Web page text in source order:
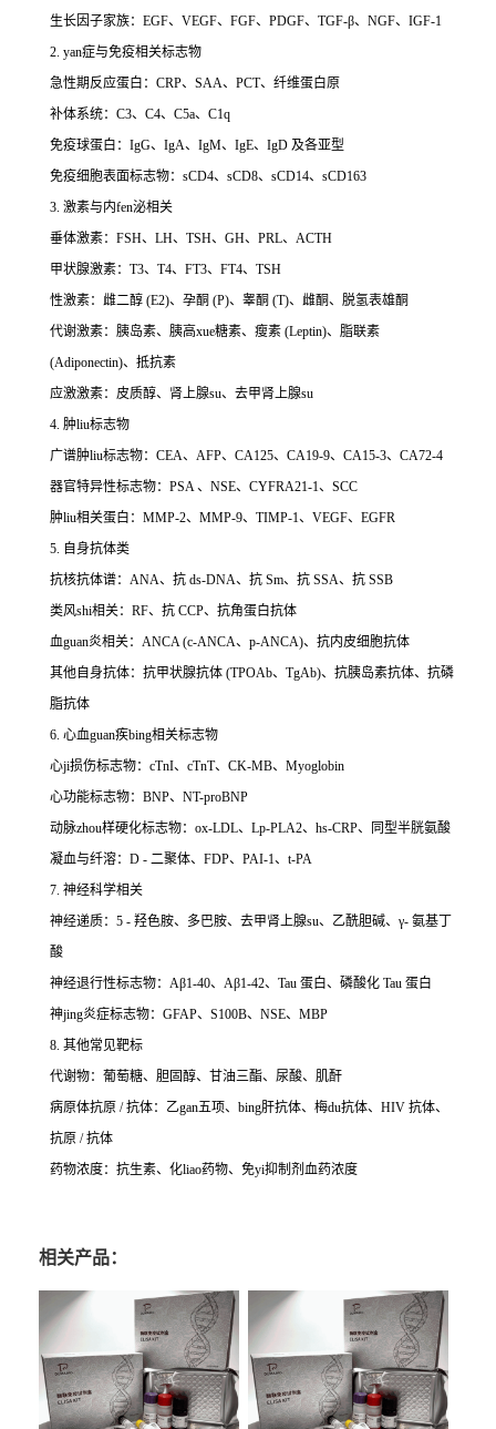
生长因子家族：EGF、VEGF、FGF、PDGF、TGF-β、NGF、IGF-1
2. yan症与免疫相关标志物
急性期反应蛋白：CRP、SAA、PCT、纤维蛋白原
补体系统：C3、C4、C5a、C1q
免疫球蛋白：IgG、IgA、IgM、IgE、IgD 及各亚型
免疫细胞表面标志物：sCD4、sCD8、sCD14、sCD163
3. 激素与内fen泌相关
垂体激素：FSH、LH、TSH、GH、PRL、ACTH
甲状腺激素：T3、T4、FT3、FT4、TSH
性激素：雌二醇 (E2)、孕酮 (P)、睾酮 (T)、雌酮、脱氢表雄酮
代谢激素：胰岛素、胰高xue糖素、瘦素 (Leptin)、脂联素
(Adiponectin)、抵抗素
应激激素：皮质醇、肾上腺su、去甲肾上腺su
4. 肿liu标志物
广谱肿liu标志物：CEA、AFP、CA125、CA19-9、CA15-3、CA72-4
器官特异性标志物：PSA 、NSE、CYFRA21-1、SCC
肿liu相关蛋白：MMP-2、MMP-9、TIMP-1、VEGF、EGFR
5. 自身抗体类
抗核抗体谱：ANA、抗 ds-DNA、抗 Sm、抗 SSA、抗 SSB
类风shi相关：RF、抗 CCP、抗角蛋白抗体
血guan炎相关：ANCA (c-ANCA、p-ANCA)、抗内皮细胞抗体
其他自身抗体：抗甲状腺抗体 (TPOAb、TgAb)、抗胰岛素抗体、抗磷
脂抗体
6. 心血guan疾bing相关标志物
心ji损伤标志物：cTnI、cTnT、CK-MB、Myoglobin
心功能标志物：BNP、NT-proBNP
动脉zhou样硬化标志物：ox-LDL、Lp-PLA2、hs-CRP、同型半胱氨酸
凝血与纤溶：D - 二聚体、FDP、PAI-1、t-PA
7. 神经科学相关
神经递质：5 - 羟色胺、多巴胺、去甲肾上腺su、乙酰胆碱、γ- 氨基丁
酸
神经退行性标志物：Aβ1-40、Aβ1-42、Tau 蛋白、磷酸化 Tau 蛋白
神jing炎症标志物：GFAP、S100B、NSE、MBP
8. 其他常见靶标
代谢物：葡萄糖、胆固醇、甘油三酯、尿酸、肌酐
病原体抗原 / 抗体：乙gan五项、bing肝抗体、梅du抗体、HIV 抗体、
抗原 / 抗体
药物浓度：抗生素、化liao药物、免yi抑制剂血药浓度
相关产品：